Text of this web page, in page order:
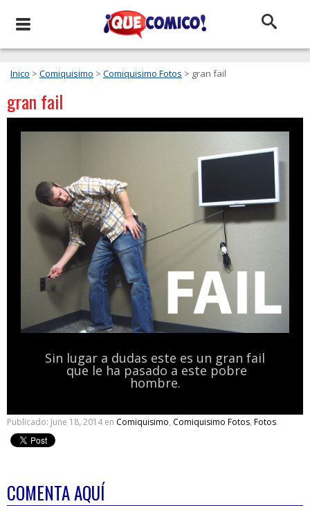
Inico > Comiquisimo > Comiquisimo Fotos > gran fail
gran fail
Sin lugar a dudas este es un gran fail
que le ha pasado a este pobre
hombre.
Publicado: June 18, 2014 en Comiquisimo, Comiquisimo Fotos, Fotos.
COMENTA AQUÍ